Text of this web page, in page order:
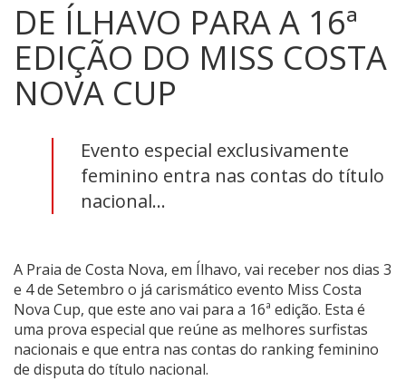
DE ÍLHAVO PARA A 16ª
EDIÇÃO DO MISS COSTA
NOVA CUP
Evento especial exclusivamente
feminino entra nas contas do título
nacional...
A Praia de Costa Nova, em Ílhavo, vai receber nos dias 3
e 4 de Setembro o já carismático evento Miss Costa
Nova Cup, que este ano vai para a 16ª edição. Esta é
uma prova especial que reúne as melhores surfistas
nacionais e que entra nas contas do ranking feminino
de disputa do título nacional.